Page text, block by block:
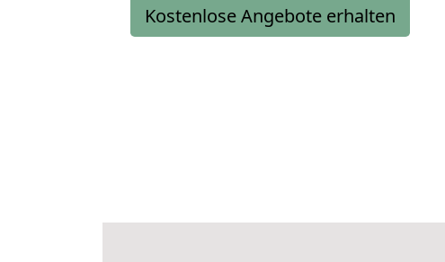
Kostenlose Angebote erhalten